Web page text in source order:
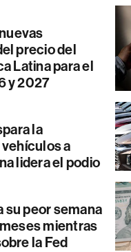
precio del
Latina para el
y 2027
la
a
lidera el podio
su peor semana
mientras
la Fed